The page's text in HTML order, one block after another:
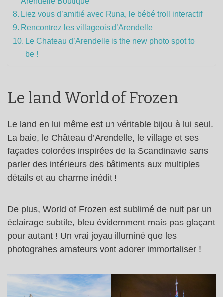
Liez vous d’amitié avec Runa, le bébé troll interactif
Rencontrez les villageois d’Arendelle
Le Chateau d’Arendelle is the new photo spot to
be !
Le land World of Frozen
Le land en lui même est un véritable bijou à lui seul.
La baie, le Château d’Arendelle, le village et ses
façades colorées inspirées de la Scandinavie sans
parler des intérieurs des bâtiments aux multiples
détails et au charme inédit !
De plus, World of Frozen est sublimé de nuit par un
éclairage subtile, bleu évidemment mais pas glaçant
pour autant ! Un vrai joyau illuminé que les
photograhes amateurs vont adorer immortaliser !